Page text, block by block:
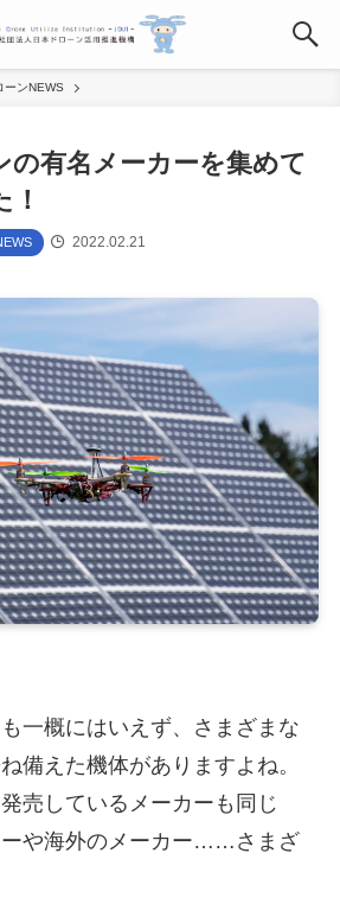
ーンNEWS
の有名メーカーを集めて
2022.02.21
一概にはいえず、さまざまな
備えた機体がありますよね。
売しているメーカーも同じ
ーや海外のメーカー……さまざ